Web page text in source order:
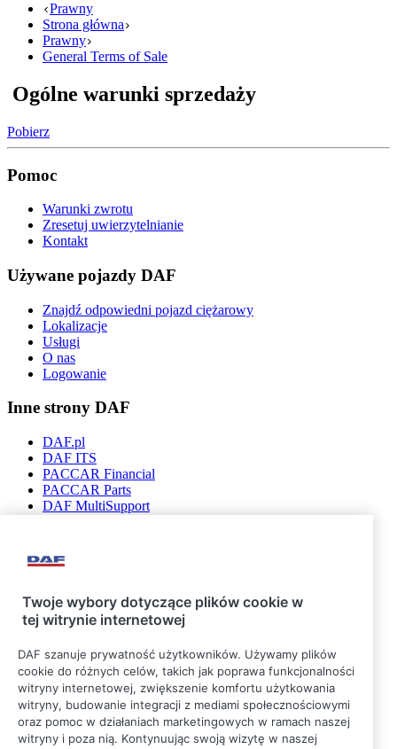
Prawny
Strona główna
Prawny
General Terms of Sale
Ogólne warunki sprzedaży
Pobierz
Pomoc
Warunki zwrotu
Zresetuj uwierzytelnianie
Kontakt
Używane pojazdy DAF
Znajdź odpowiedni pojazd ciężarowy
Lokalizacje
Usługi
O nas
Logowanie
Inne strony DAF
DAF.pl
DAF ITS
PACCAR Financial
PACCAR Parts
DAF MultiSupport
Bądź na bieżąco
Twoje wybory dotyczące plików cookie w
tej witrynie internetowej
DAF szanuje prywatność użytkowników. Używamy plików
cookie do różnych celów, takich jak poprawa funkcjonalności
witryny internetowej, zwiększenie komfortu użytkowania
witryny, budowanie integracji z mediami społecznościowymi
oraz pomoc w działaniach marketingowych w ramach naszej
witryny i poza nią. Kontynuując swoją wizytę w naszej